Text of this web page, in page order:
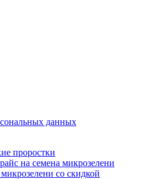
данных
проростки
на семена микрозелени
со скидкой